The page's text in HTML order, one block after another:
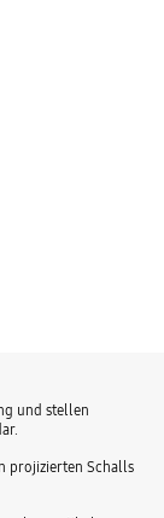
und stellen
projizierten Schalls